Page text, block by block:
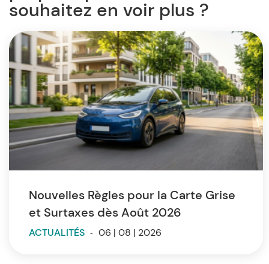
souhaitez en voir plus ?
Nouvelles Règles pour la Carte Grise
et Surtaxes dès Août 2026
ACTUALITÉS - 06 | 08 | 2026